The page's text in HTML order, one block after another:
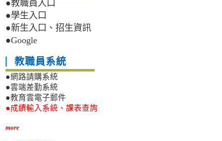
●教職員入口
●學生入口
●新生入口、招生資訊
●Google
教職員系統
●網路請購系統
●雲端差勤系統
●教育雲電子郵件
●成績輸入系統、課表查詢
more